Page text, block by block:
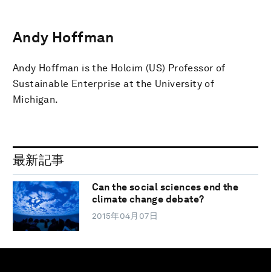
Andy Hoffman
Andy Hoffman is the Holcim (US) Professor of
Sustainable Enterprise at the University of
Michigan.
最新記事
Can the social sciences end the
climate change debate?
2015年04月07日